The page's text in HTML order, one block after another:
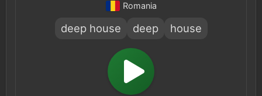
Romania
deep house deep house